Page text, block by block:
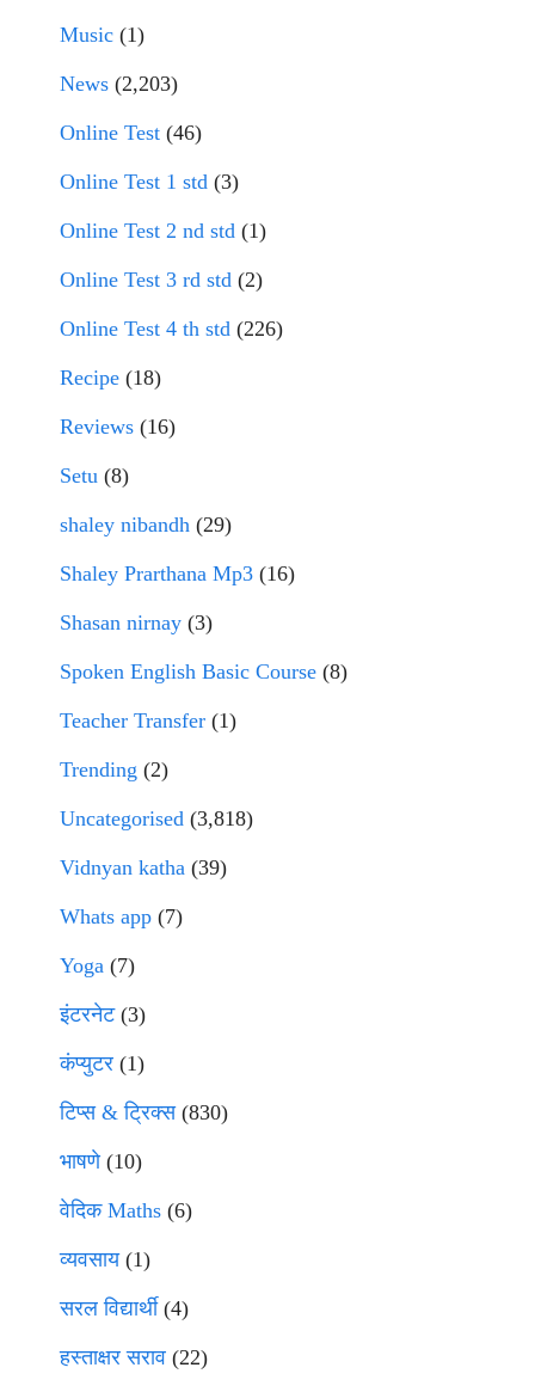
Music (1)
News (2,203)
Online Test (46)
Online Test 1 std (3)
Online Test 2 nd std (1)
Online Test 3 rd std (2)
Online Test 4 th std (226)
Recipe (18)
Reviews (16)
Setu (8)
shaley nibandh (29)
Shaley Prarthana Mp3 (16)
Shasan nirnay (3)
Spoken English Basic Course (8)
Teacher Transfer (1)
Trending (2)
Uncategorised (3,818)
Vidnyan katha (39)
Whats app (7)
Yoga (7)
इंटरनेट(3)
कंप्युटर (1)
टिप्स & ट्रिक्स(830)
भाषणे(10)
वेदिक Maths (6)
व्यवसाय(1)
सरल विद्यार्थी(4)
हस्ताक्षर सराव (22)